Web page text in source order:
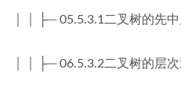
│ │ ├─ 05.5.3.1二叉树的先
│ │ ├─ 06.5.3.2二叉树的层